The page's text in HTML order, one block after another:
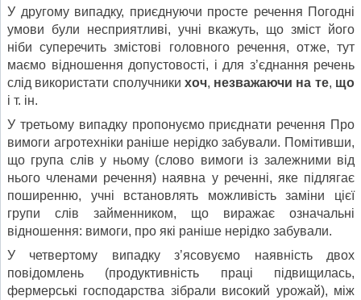
У другому випадку, приєднуючи просте речення Погодні
умови були несприятливі, учні вкажуть, що зміст його
ніби суперечить змістові головного речення, отже, тут
маємо відношення допустовості, і для з’єднання речень
слід використати сполучники хоч, незважаючи на те, що
і т. ін.
У третьому випадку пропонуємо приєднати речення Про
вимоги агротехніки раніше нерідко забували. Помітивши,
що група слів у ньому (слово вимоги із залежними від
нього членами речення) наявна у реченні, яке підлягає
поширенню, учні встановлять можливість заміни цієї
групи слів займенником, що виражає означальні
відношення: вимоги, про які раніше нерідко забували.
У четвертому випадку з’ясовуємо наявність двох
повідомлень (продуктивність праці підвищилась,
фермерські господарства зібрали високий урожай), між